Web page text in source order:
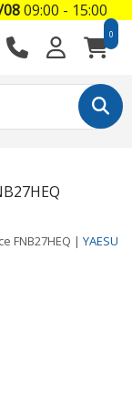
0
FNB27HEQ | YAESU
09:00 - 15:00